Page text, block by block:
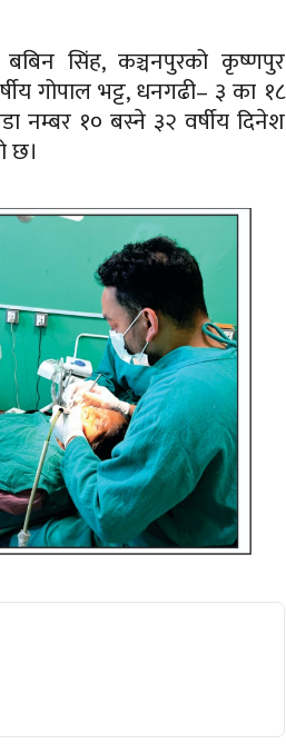
सिंह, कञ्चनपुरको कृष्णपुर
गोपाल भट्ट, धनगढी– ३ का १८
नम्बर १० बस्ने ३२ वर्षीय दिनेश
छ।